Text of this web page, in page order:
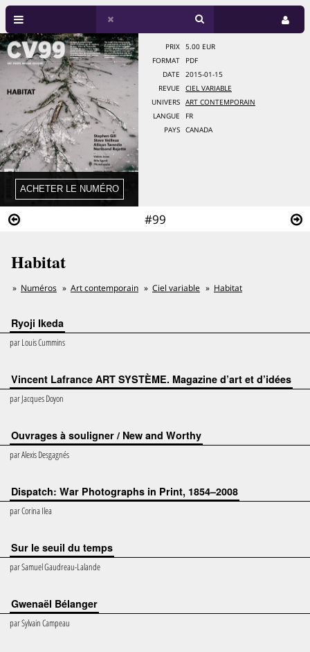
#99
PRIX
5.00 EUR
FORMAT
PDF
DATE
2015-01-15
REVUE
CIEL VARIABLE
UNIVERS
ART CONTEMPORAIN
LANGUE
FR
PAYS
CANADA
Habitat
Numéros Art contemporain Ciel variable Habitat
Ryoji Ikeda
parLouis Cummins
Vincent Lafrance ART SYSTÈME. Magazine d’art et d’idées
parJacques Doyon
Ouvrages à souligner / New and Worthy
parAlexis Desgagnés
Dispatch: War Photographs in Print, 1854–2008
parCorina Ilea
Sur le seuil du temps
parSamuel Gaudreau-Lalande
Gwenaël Bélanger
parSylvain Campeau